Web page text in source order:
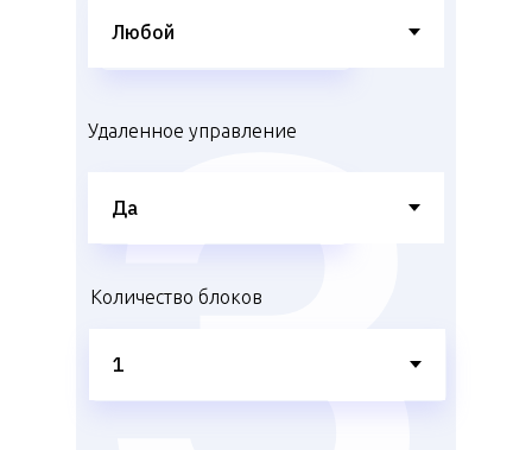
Удаленное управление
Количество блоков